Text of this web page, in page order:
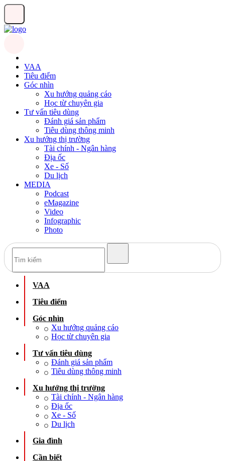
VAA
Tiêu điểm
Góc nhìn
Xu hướng quảng cáo
Học từ chuyên gia
Tư vấn tiêu dùng
Đánh giá sản phẩm
Tiêu dùng thông minh
Xu hướng thị trường
Tài chính - Ngân hàng
Địa ốc
Xe - Số
Du lịch
MEDIA
Podcast
eMagazine
Video
Infographic
Photo
VAA
Tiêu điểm
Góc nhìn
Xu hướng quảng cáo
Học từ chuyên gia
Tư vấn tiêu dùng
Đánh giá sản phẩm
Tiêu dùng thông minh
Xu hướng thị trường
Tài chính - Ngân hàng
Địa ốc
Xe - Số
Du lịch
Gia đình
Cần biết